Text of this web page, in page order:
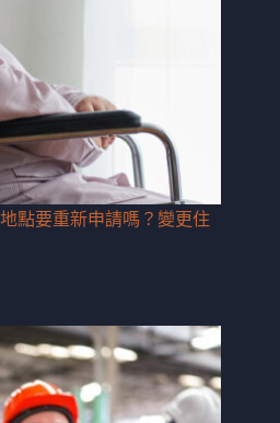
點要重新申請嗎？變更住